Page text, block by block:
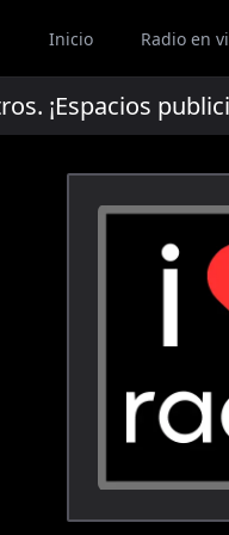
Inicio Radio en
¡Espacios